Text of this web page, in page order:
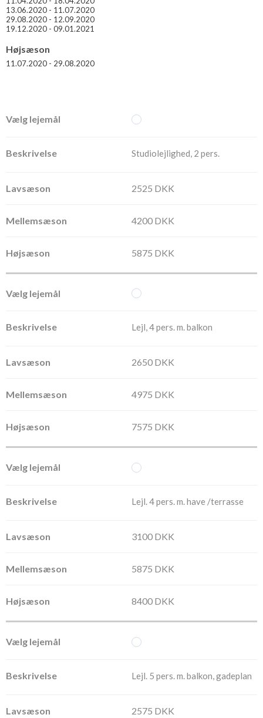
13.06.2020 - 11.07.2020
29.08.2020 - 12.09.2020
19.12.2020 - 09.01.2021
Højsæson
11.07.2020 - 29.08.2020
Studiolejlighed, 2 pers.
2525 DKK
4200 DKK
5875 DKK
Lejl, 4 pers. m. balkon
2650 DKK
4975 DKK
7575 DKK
Lejl. 4 pers. m. have /terrasse
3100 DKK
5875 DKK
8400 DKK
Lejl. 5 pers. m. balkon, gadeplan
2575 DKK